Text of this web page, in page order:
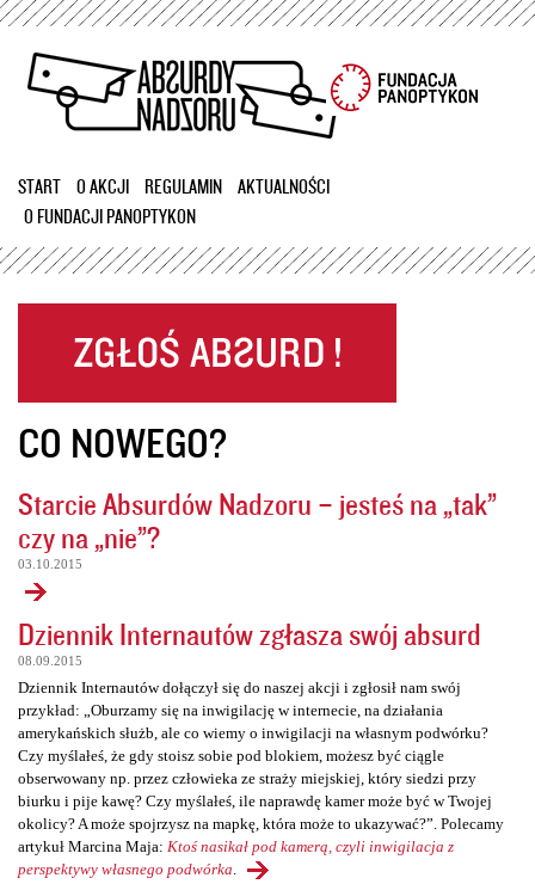
Przejdź
treści
START O AKCJI REGULAMIN
AKTUALNOŚCI
O FUNDACJI PANOPTYKON
CO NOWEGO?
Starcie Absurdów Nadzoru – jesteś na „tak”
czy na „nie”?
03.10.2015
Dziennik Internautów zgłasza swój absurd
08.09.2015
Dziennik Internautów dołączył się do naszej akcji i zgłosił nam swój
przykład: „Oburzamy się na inwigilację w internecie, na działania
amerykańskich służb, ale co wiemy o inwigilacji na własnym podwórku?
Czy myślałeś, że gdy stoisz sobie pod blokiem, możesz być ciągle
obserwowany np. przez człowieka ze straży miejskiej, który siedzi przy
biurku i pije kawę? Czy myślałeś, ile naprawdę kamer może być w Twojej
okolicy? A może spojrzysz na mapkę, która może to ukazywać?”. Polecamy
artykuł Marcina Maja: Ktoś nasikał pod kamerą, czyli inwigilacja z
perspektywy własnego podwórka